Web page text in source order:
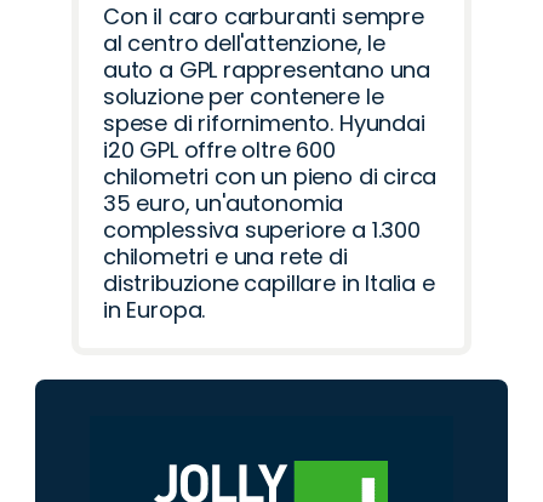
Con il caro carburanti sempre
al centro dell'attenzione, le
auto a GPL rappresentano una
soluzione per contenere le
spese di rifornimento. Hyundai
i20 GPL offre oltre 600
chilometri con un pieno di circa
35 euro, un'autonomia
complessiva superiore a 1.300
chilometri e una rete di
distribuzione capillare in Italia e
in Europa.